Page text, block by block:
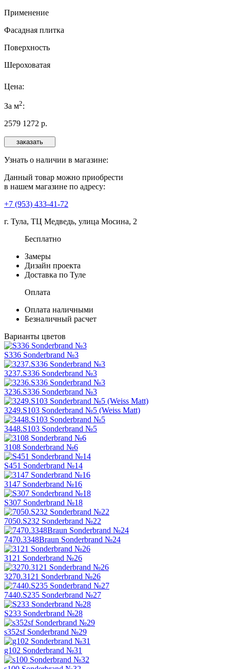
Применение
Фасадная плитка
Поверхность
Шероховатая
Цена:
За м2:
2579 1272 р.
Узнать о наличии в магазине:
Данный товар можно приобрести
в нашем магазине по адресу:
+7 (953) 433-41-72
г. Тула, ТЦ Медведь, улица Мосина, 2
Бесплатно
Замеры
Дизайн проекта
Доставка по Туле
Оплата
Оплата наличными
Безналичный расчет
Варианты цветов
S336 Sonderbrand №3
3237.S336 Sonderbrand №3
3236.S336 Sonderbrand №3
3249.S103 Sonderbrand №5 (Weiss Matt)
3448.S103 Sonderbrand №5
3108 Sonderbrand №6
S451 Sonderbrand №14
3147 Sonderbrand №16
S307 Sonderbrand №18
7050.S232 Sonderbrand №22
7470.3348Braun Sonderbrand №24
3121 Sonderbrand №26
3270.3121 Sonderbrand №26
7440.S235 Sonderbrand №27
S233 Sonderbrand №28
s352sf Sonderbrand №29
g102 Sonderbrand №31